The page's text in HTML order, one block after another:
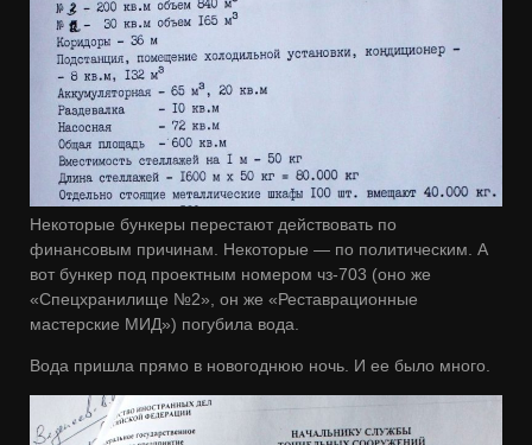
Некоторые бункеры перестают действовать по
финансовым причинам. Некоторые — по политическим. А
вот бункер под проектным номером чз-703 (оно же
«Спецхранилище №2», он же «Реставрационные
мастерские МИД») погубила вода.
Вода пришла прямо в новогоднюю ночь. И ее было много.